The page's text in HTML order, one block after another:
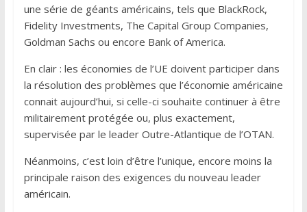
une série de géants américains, tels que BlackRock,
Fidelity Investments, The Capital Group Companies,
Goldman Sachs ou encore Bank of America.
En clair : les économies de l’UE doivent participer dans
la résolution des problèmes que l’économie américaine
connait aujourd’hui, si celle-ci souhaite continuer à être
militairement protégée ou, plus exactement,
supervisée par le leader Outre-Atlantique de l’OTAN.
Néanmoins, c’est loin d’être l’unique, encore moins la
principale raison des exigences du nouveau leader
américain.